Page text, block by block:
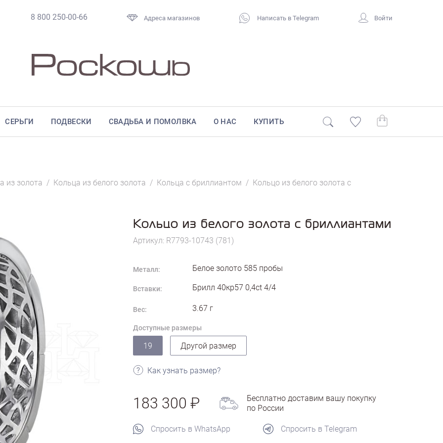
8 800 250-00-66 Адреса магазинов Написать в Telegram Войти
СЕРЬГИ ПОДВЕСКИ СВАДЬБА И ПОМОЛВКА О НАС КУПИТЬ
из золота / Кольца из белого золота / Кольца с бриллиантом / Кольцо из белого золота с
Кольцо из белого золота с бриллиантами
Артикул: R7793-10743 (781)
Металл: Белое золото 585 пробы
Вставки: Брилл 40кр57 0,4ct 4/4
Вес: 3.67 г
Доступные размеры
19 Другой размер
Как узнать размер?
183 300
Бесплатно доставим вашу покупку
по России
Спросить в WhatsApp Спросить в Telegram